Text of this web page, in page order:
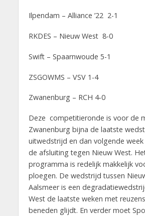
Ilpendam – Alliance ’22 2-1
RKDES – Nieuw West 8-0
Swift – Spaarnwoude 5-1
ZSGOWMS – VSV 1-4
Zwanenburg – RCH 4-0
Deze competitieronde is voor de
Zwanenburg bijna de laatste
uitwedstrijd en dan volgende
de afsluiting tegen Nieuw West.
programma is redelijk makkelijk
ploegen. De wedstrijd tussen
Aalsmeer is een
West de laatste weken met
beneden glijdt. En verder moet